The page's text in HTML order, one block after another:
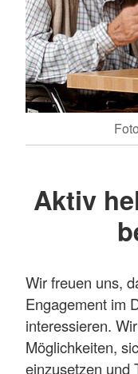
Aktiv
Wir freuen uns,
Engagement im
interessieren.
Möglichkeiten,
einzusetzen und